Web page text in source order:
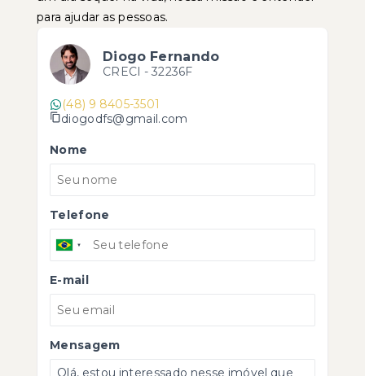
para ajudar as pessoas.
Diogo Fernando
CRECI - 32236F
(48) 9 8405-3501
diogodfs@gmail.com
Nome
Telefone
E-mail
Mensagem